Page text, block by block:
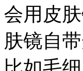
会用皮
肤镜自